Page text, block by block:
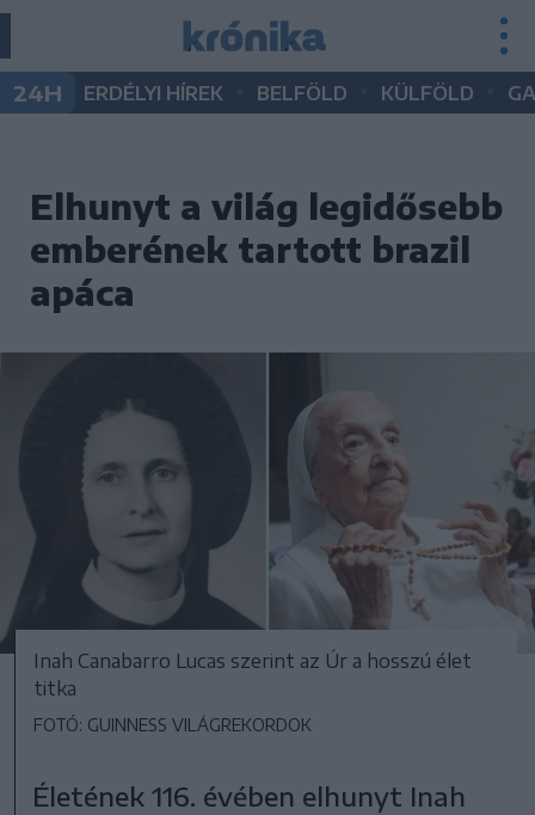
24H ERDÉLYI HÍREK BELFÖLD KÜLFÖLD
Elhunyt a világ legidősebb
emberének tartott brazil
apáca
Inah Canabarro Lucas szerint az Úr a hosszú élet
titka
FOTÓ: GUINNESS VILÁGREKORDOK
Életének 116. évében elhunyt Inah